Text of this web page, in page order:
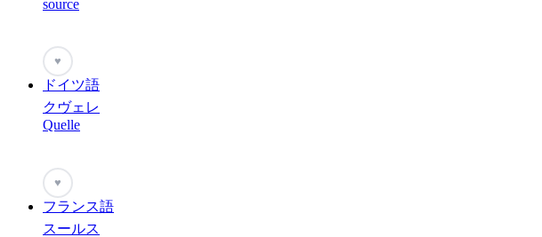
source
♥
ドイツ語
クヴェレ
Quelle
♥
フランス語
スールス